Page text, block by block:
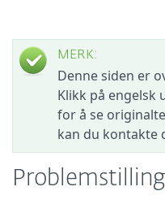
MERK:
Denne siden er
Klikk på engelsk
for å se
kan du kontakte
Problemstilling